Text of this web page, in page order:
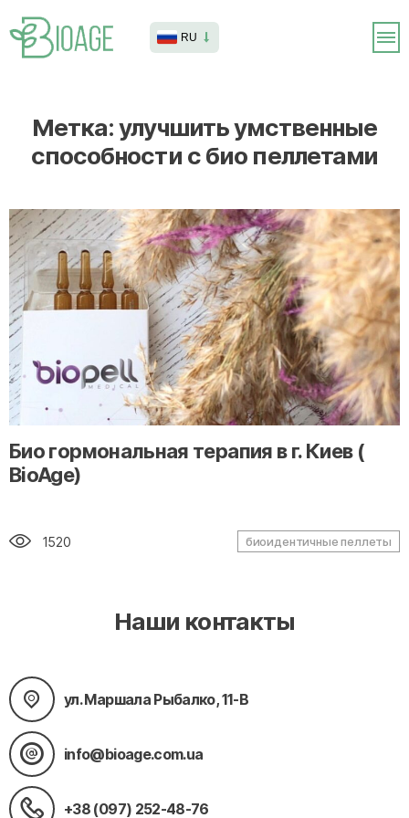
RU
Метка:улучшить умственные
способности с био пеллетами
" alt="loading" class="img-responsive"/>
Био гормональная терапия в г. Киев (
BioAge)
1520 биоидентичные пеллеты
Наши контакты
ул. Маршала Рыбалко, 11-В
info@bioage.com.ua
+38 (097) 252-48-76